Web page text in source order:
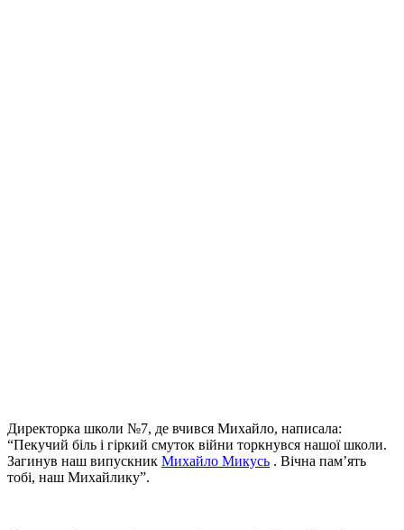
Директорка школи №7, де вчився Михайло, написала:
“Пекучий біль і гіркий смуток війни торкнувся нашої школи.
Загинув наш випускник Михайло Микусь . Вічна пам’ять
тобі, наш Михайлику”.